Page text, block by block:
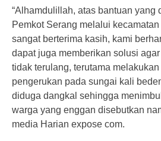
“Alhamdulillah, atas bantuan yang
Pemkot Serang melalui
sangat berterima kasih, kami
dapat juga memberikan solusi
tidak terulang, terutama
pengerukan pada sungai kali
diduga dangkal sehingga
warga yang enggan disebutkan
media Harian expose com.